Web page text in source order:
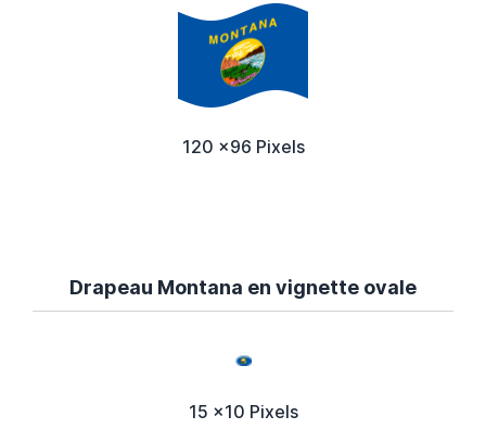
120 x96 Pixels
Drapeau Montana en vignette ovale
15 x10 Pixels